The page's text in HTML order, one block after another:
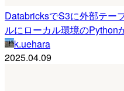
DatabricksでS3に外部テー
ルにローカル環境のPython
k.uehara
2025.04.09